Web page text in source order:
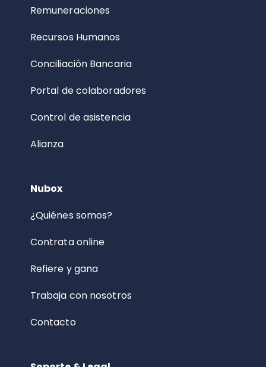
Remuneraciones
Recursos Humanos
Conciliación Bancaria
Portal de colaboradores
Control de asistencia
Alianza
Nubox
¿Quiénes somos?
Contrata online
Refiere y gana
Trabaja con nosotros
Contacto